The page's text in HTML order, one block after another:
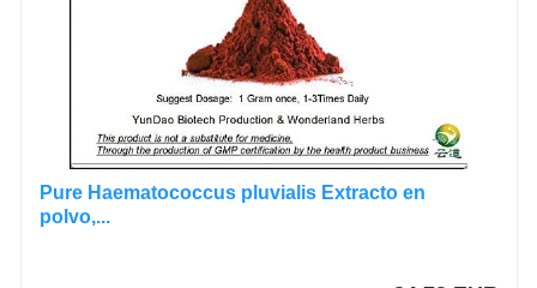
Pure Haematococcus pluvialis Extracto en
polvo,...